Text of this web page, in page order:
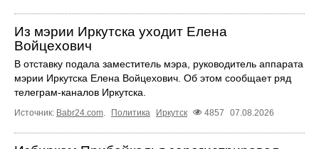
Из мэрии Иркутска уходит Елена
Войцехович
В отставку подала заместитель мэра, руководитель аппарата
мэрии Иркутска Елена Войцехович. Об этом сообщает ряд
телеграм‑каналов Иркутска.
Источник: Babr24.com. Политика Иркутск 4857 07.08.2026